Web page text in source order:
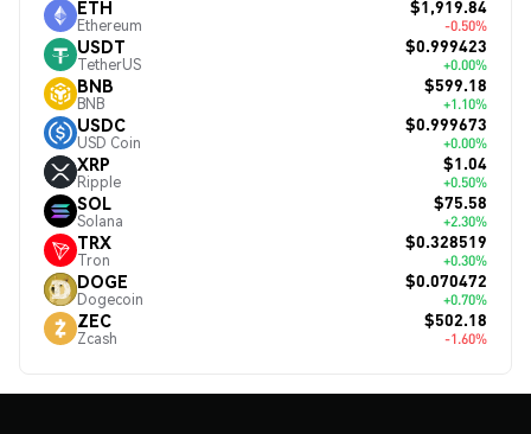
ETH
Ethereum
$1,919.84
-0.50%
USDT
TetherUS
$0.999423
+0.00%
BNB
BNB
$599.18
+1.10%
USDC
USD Coin
$0.999673
+0.00%
XRP
Ripple
$1.04
+0.50%
SOL
Solana
$75.58
+2.30%
TRX
Tron
$0.328519
+0.30%
DOGE
Dogecoin
$0.070472
+0.70%
ZEC
Zcash
$502.18
-1.60%